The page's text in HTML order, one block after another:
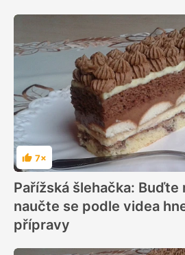
Hodnocení
7×
Pařížská šlehačka: Buďte
naučte se podle videa
přípravy